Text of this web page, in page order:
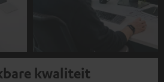
kwaliteit